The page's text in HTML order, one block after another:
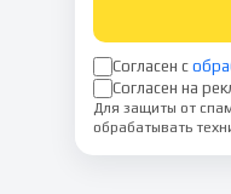
Согласен с
Согласен на
Для защиты от
обрабатывать